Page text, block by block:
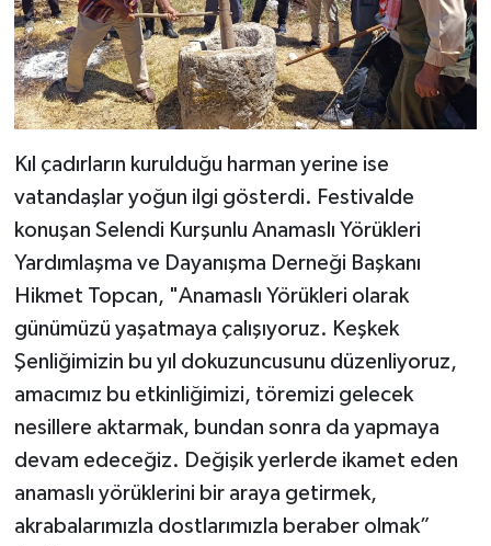
Kıl çadırların kurulduğu harman yerine ise
vatandaşlar yoğun ilgi gösterdi. Festivalde
konuşan Selendi Kurşunlu Anamaslı Yörükleri
Yardımlaşma ve Dayanışma Derneği Başkanı
Hikmet Topcan, "Anamaslı Yörükleri olarak
günümüzü yaşatmaya çalışıyoruz. Keşkek
Şenliğimizin bu yıl dokuzuncusunu düzenliyoruz,
amacımız bu etkinliğimizi, töremizi gelecek
nesillere aktarmak, bundan sonra da yapmaya
devam edeceğiz. Değişik yerlerde ikamet eden
anamaslı yörüklerini bir araya getirmek,
akrabalarımızla dostlarımızla beraber olmak”